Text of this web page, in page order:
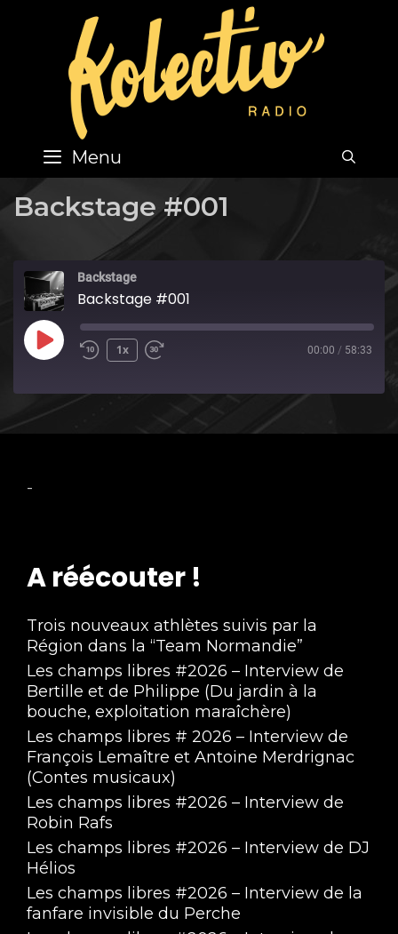
content
Menu
Backstage #001
Backstage
Backstage #001
Play
1x 00:00 / 58:33
-
A réécouter !
Trois nouveaux athlètes suivis par la
Région dans la “Team Normandie”
Les champs libres #2026 – Interview de
Bertille et de Philippe (Du jardin à la
bouche, exploitation maraîchère)
Les champs libres # 2026 – Interview de
François Lemaître et Antoine Merdrignac
(Contes musicaux)
Les champs libres #2026 – Interview de
Robin Rafs
Les champs libres #2026 – Interview de DJ
Hélios
Les champs libres #2026 – Interview de la
fanfare invisible du Perche